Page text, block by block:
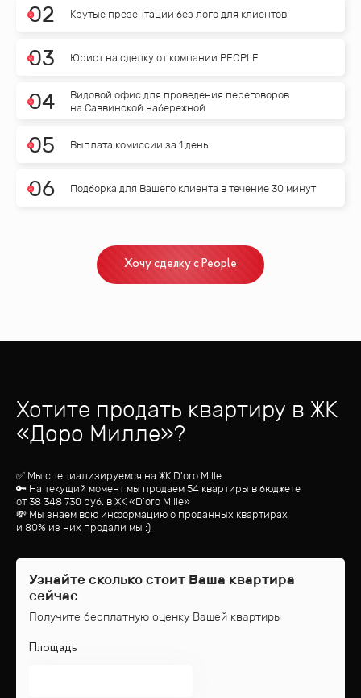
02 Крутые презентации без лого для клиентов
03 Юрист на сделку от компании PEOPLE
04
Видовой офис для проведения переговоров
на Саввинской набережной
05 Выплата комиссии за 1 день
06 Подборка для Вашего клиента в течение 30 минут
Хочу сделку с People
Хотите продать квартиру в ЖК
«Доро Милле»?
✅ Мы специализируемся на ЖК D'oro Mille
🔑 На текущий момент мы продаем 54 квартиры в бюджете
от38 348 730 руб. в ЖК «D'oro Mille»
💸 Мы знаем всю информацию о проданных квартирах
и 80% из них продали мы :)
Узнайте сколько стоит Ваша квартира
сейчас
Получите бесплатную оценку Вашей квартиры
Площадь